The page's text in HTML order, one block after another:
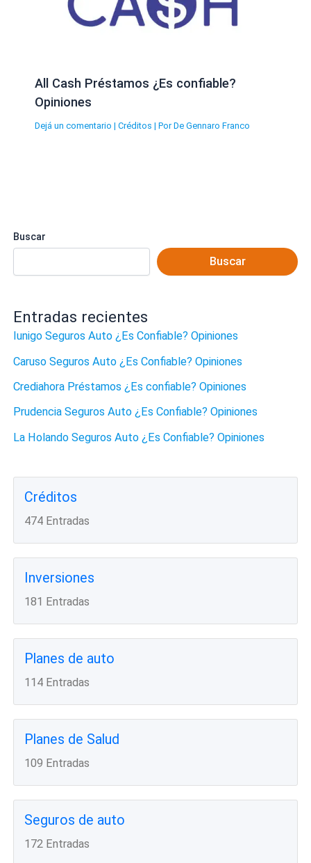
All Cash Préstamos ¿Es confiable?
Opiniones
Dejá un comentario | Créditos | Por De Gennaro Franco
Buscar
Buscar
Entradas recientes
Iunigo Seguros Auto ¿Es Confiable? Opiniones
Caruso Seguros Auto ¿Es Confiable? Opiniones
Crediahora Préstamos ¿Es confiable? Opiniones
Prudencia Seguros Auto ¿Es Confiable? Opiniones
La Holando Seguros Auto ¿Es Confiable? Opiniones
Créditos
474 Entradas
Inversiones
181 Entradas
Planes de auto
114 Entradas
Planes de Salud
109 Entradas
Seguros de auto
172 Entradas